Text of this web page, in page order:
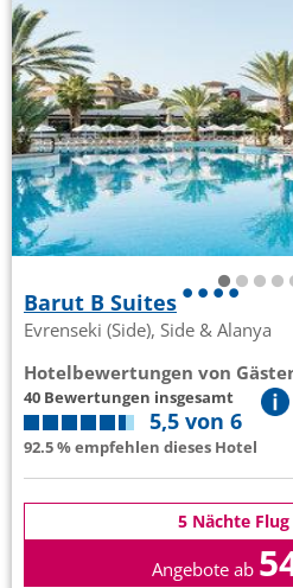
Barut B Suites
Evrenseki (Side), Side & Alanya
Hotelbewertungen von
40 Bewertungen insgesamt
5,5 von 6
92.5 % empfehlen dieses Hotel
5 Nächte
Angebote ab